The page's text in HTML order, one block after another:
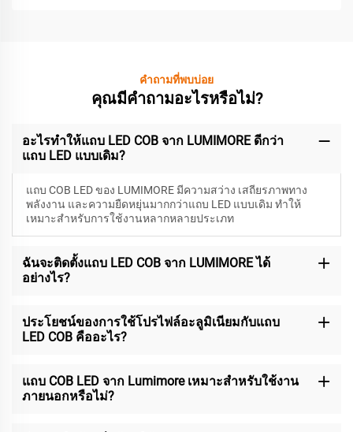
คำถามที่พบบ่อย
คุณมีคำถามอะไรหรือไม่?
อะไรทำให้แถบ LED COB จาก LUMIMORE ดีกว่า
แถบ LED แบบเดิม?
แถบ COB LED ของ LUMIMORE มีความสว่าง เสถียรภาพทาง
พลังงาน และความยืดหยุ่นมากกว่าแถบ LED แบบเดิม ทำให้
เหมาะสำหรับการใช้งานหลากหลายประเภท
ฉันจะติดตั้งแถบ LED COB จาก LUMIMORE ได้
อย่างไร?
ประโยชน์ของการใช้โปรไฟล์อะลูมิเนียมกับแถบ
LED COB คืออะไร?
แถบ COB LED จาก Lumimore เหมาะสำหรับใช้งาน
ภายนอกหรือไม่?